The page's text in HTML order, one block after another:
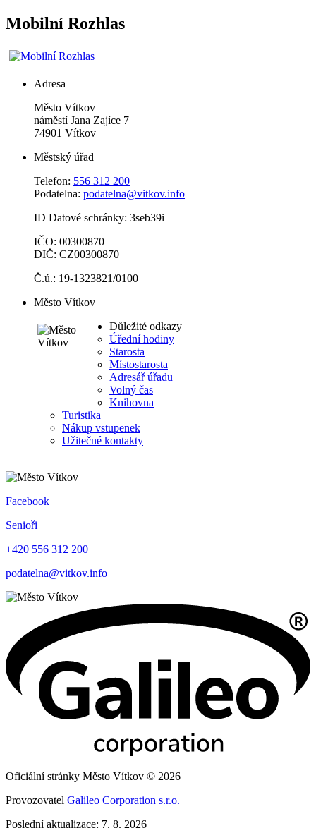
Mobilní Rozhlas
Adresa
Město Vítkov
náměstí Jana Zajíce 7
74901 Vítkov
Městský úřad
Telefon: 556 312 200
Podatelna: podatelna@vitkov.info
ID Datové schránky: 3seb39i
IČO: 00300870
DIČ: CZ00300870
Č.ú.: 19-1323821/0100
Město Vítkov
Důležité odkazy
Úřední hodiny
Starosta
Místostarosta
Adresář úřadu
Volný čas
Knihovna
Turistika
Nákup vstupenek
Užitečné kontakty
Facebook
Senioři
+420 556 312 200
podatelna@vitkov.info
Oficiální stránky Město Vítkov © 2026
Provozovatel Galileo Corporation s.r.o.
Poslední aktualizace: 7. 8. 2026